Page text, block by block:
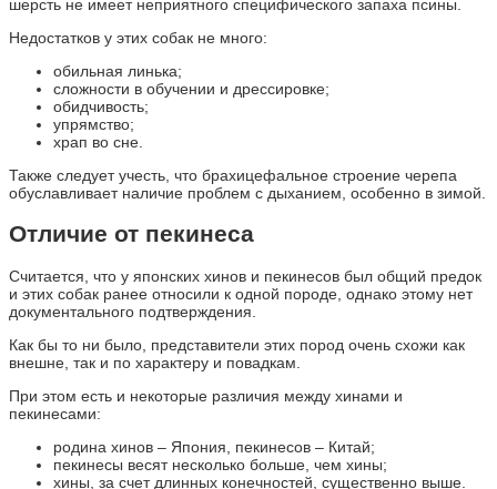
шерсть не имеет неприятного специфического запаха псины.
Недостатков у этих собак не много:
обильная линька;
сложности в обучении и дрессировке;
обидчивость;
упрямство;
храп во сне.
Также следует учесть, что брахицефальное строение черепа
обуславливает наличие проблем с дыханием, особенно в зимой.
Отличие от пекинеса
Считается, что у японских хинов и пекинесов был общий предок
и этих собак ранее относили к одной породе, однако этому нет
документального подтверждения.
Как бы то ни было, представители этих пород очень схожи как
внешне, так и по характеру и повадкам.
При этом есть и некоторые различия между хинами и
пекинесами:
родина хинов – Япония, пекинесов – Китай;
пекинесы весят несколько больше, чем хины;
хины, за счет длинных конечностей, существенно выше.